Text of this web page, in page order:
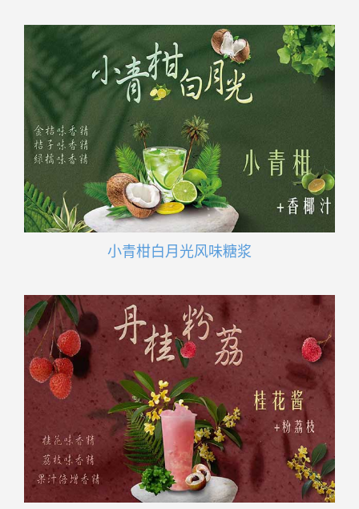
小青柑白月光风味糖浆